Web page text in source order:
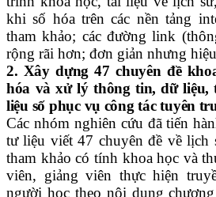
khi số hóa trên các nền tảng
tham khảo; các đường link
rộng rãi hơn; đơn giản nhưng
2. Xây dựng 47 chuyên đề
hóa và xử lý thông tin, dữ liệu,
liệu số phục vụ công tác tuyên
Các nhóm nghiên cứu đã tiến
tư liệu viết 47 chuyên đề về lịch
tham khảo có tính khoa học và
viên, giảng viên thực hiện
người học theo nội dung